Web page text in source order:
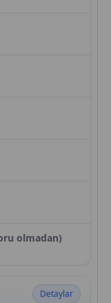
olmadan)
Detaylar